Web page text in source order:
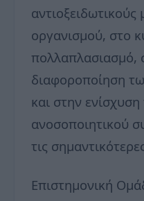
οργανισμού, στο
πολλαπλασιασμό,
διαφοροποίηση
και στην
ανοσοποιητικού
τις
Επιστημονική